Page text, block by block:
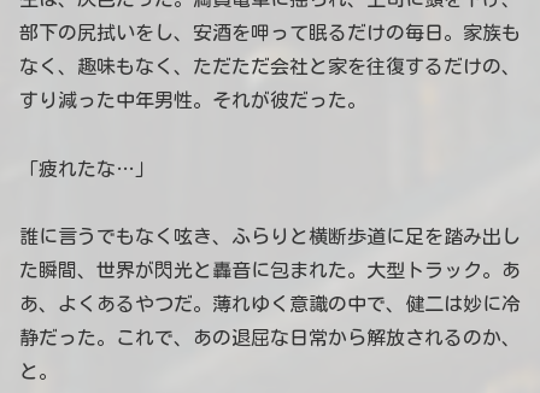
部下の尻拭いをし、安酒を呷って眠るだけの毎日。家族も
なく、趣味もなく、ただただ会社と家を往復するだけの、
すり減った中年男性。それが彼だった。
「疲れたな…」
誰に言うでもなく呟き、ふらりと横断歩道に足を踏み出し
た瞬間、世界が閃光と轟音に包まれた。大型トラック。あ
あ、よくあるやつだ。薄れゆく意識の中で、健二は妙に冷
静だった。これで、あの退屈な日常から解放されるのか、
と。